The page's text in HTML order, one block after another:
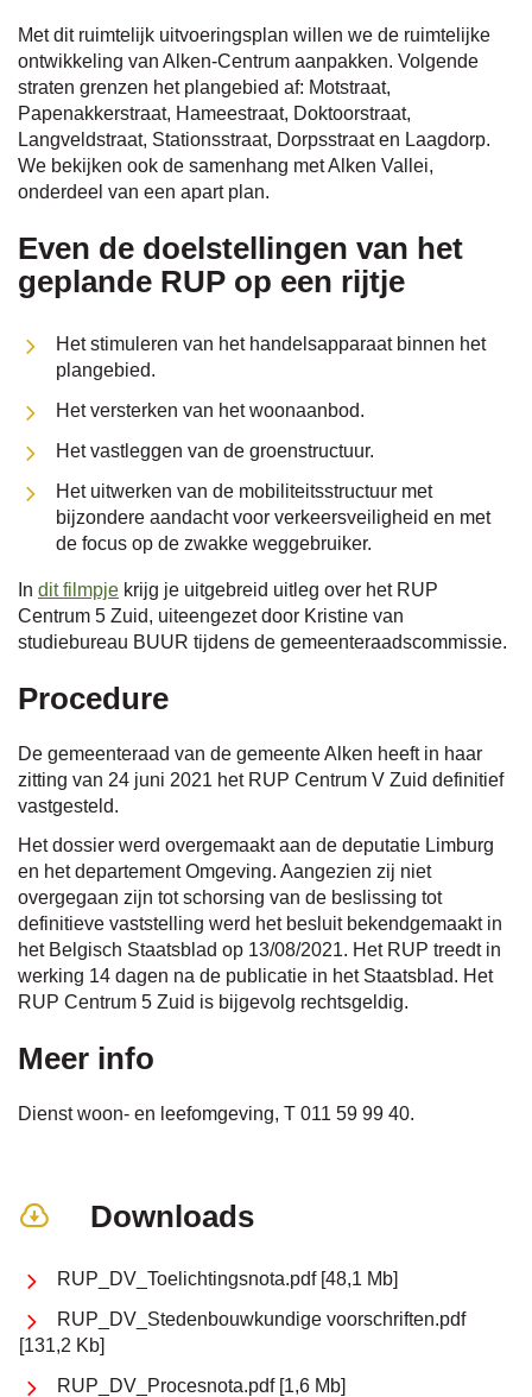
naar
Met dit ruimtelijk uitvoeringsplan willen we de ruimtelijke
ontwikkeling van Alken-Centrum aanpakken. Volgende
straten grenzen het plangebied af: Motstraat,
Papenakkerstraat, Hameestraat, Doktoorstraat,
Langveldstraat, Stationsstraat, Dorpsstraat en Laagdorp.
We bekijken ook de samenhang met Alken Vallei,
onderdeel van een apart plan.
Even de doelstellingen van het
geplande RUP op een rijtje
Het stimuleren van het handelsapparaat binnen het
plangebied.
Het versterken van het woonaanbod.
Het vastleggen van de groenstructuur.
Het uitwerken van de mobiliteitsstructuur met
bijzondere aandacht voor verkeersveiligheid en met
de focus op de zwakke weggebruiker.
In dit filmpje krijg je uitgebreid uitleg over het RUP
Centrum 5 Zuid, uiteengezet door Kristine van
studiebureau BUUR tijdens de gemeenteraadscommissie.
Procedure
De gemeenteraad van de gemeente Alken heeft in haar
zitting van 24 juni 2021 het RUP Centrum V Zuid definitief
vastgesteld.
Het dossier werd overgemaakt aan de deputatie Limburg
en het departement Omgeving. Aangezien zij niet
overgegaan zijn tot schorsing van de beslissing tot
definitieve vaststelling werd het besluit bekendgemaakt in
het Belgisch Staatsblad op 13/08/2021. Het RUP treedt in
werking 14 dagen na de publicatie in het Staatsblad. Het
RUP Centrum 5 Zuid is bijgevolg rechtsgeldig.
Meer info
Dienst woon- en leefomgeving, T 011 59 99 40.
Downloads
RUP_DV_Toelichtingsnota.pdf 48,1 Mb
RUP_DV_Stedenbouwkundige voorschriften.pdf
131,2 Kb
RUP_DV_Procesnota.pdf 1,6 Mb